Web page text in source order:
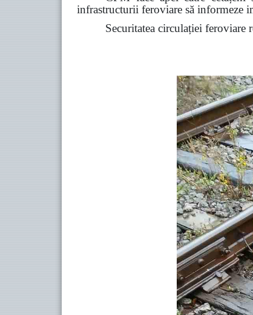
infrastructurii feroviare să informeze
Securitatea circulației feroviare